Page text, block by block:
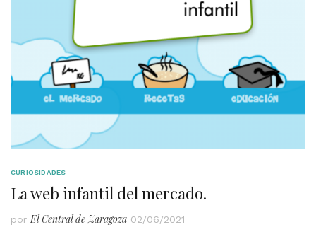
CURIOSIDADES
La web infantil del mercado.
por El Central de Zaragoza 02/06/2021